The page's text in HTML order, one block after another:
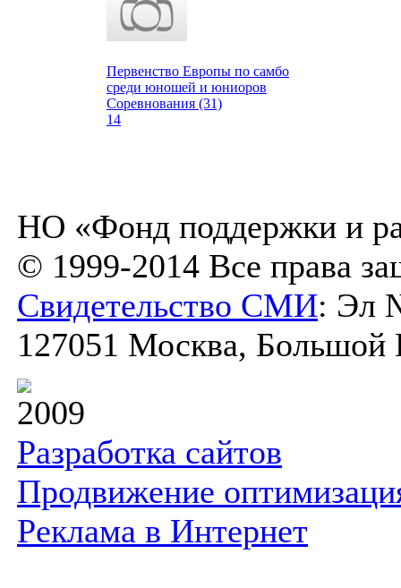
Первенство Европы по самбо
среди юношей и юниоров
Соревнования (31)
14
НО «Фонд поддержки и
© 1999-2014 Все права
Свидетельство СМИ: Эл
127051 Москва, Большой
2009
Разработка сайтов
Продвижение
Реклама в Интернет